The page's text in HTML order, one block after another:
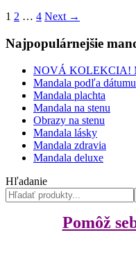
1 2 … 4 Next →
Najpopulárnejšie
NOVÁ KOLEKCIA!
Mandala podľa
Mandala plachta
Mandala na stenu
Obrazy na stenu
Mandala lásky
Mandala zdravia
Mandala deluxe
Hľadanie
Pomôž